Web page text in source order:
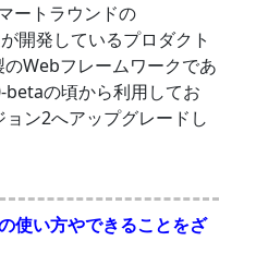
ートラウンドの
開発しているプロダクト
Webフレームワークであ
の頃から利用してお
ン2へアップグレードし
使い方やできることをざ